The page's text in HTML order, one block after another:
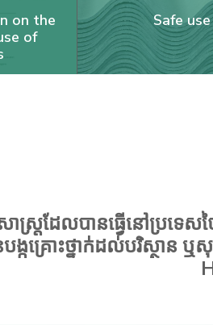
on the
of
Safe
សាស្ត្រដែលបានធ្វើនៅប្រ
បង្កគ្រោះថ្នាក់ដល់បរិស្ថ